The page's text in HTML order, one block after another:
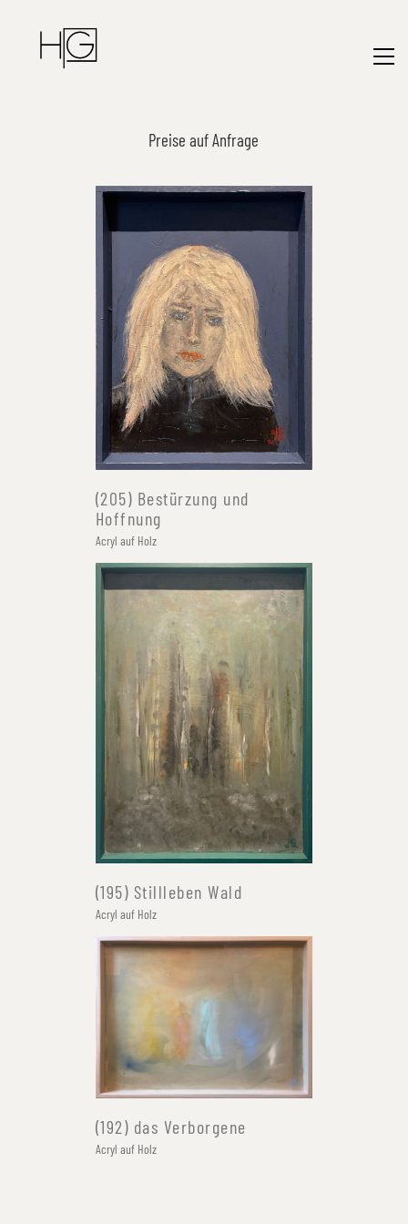
Preise auf Anfrage
(205) Bestürzung und
Hoffnung
Acryl auf Holz
(195) Stillleben Wald
Acryl auf Holz
(192) das Verborgene
Acryl auf Holz